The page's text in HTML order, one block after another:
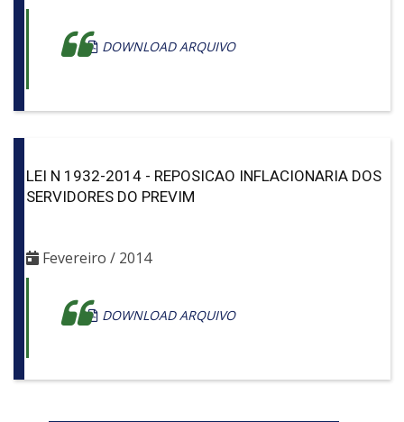
DOWNLOAD ARQUIVO
LEI N 1932-2014 - REPOSICAO INFLACIONARIA DOS
SERVIDORES DO PREVIM
Fevereiro / 2014
DOWNLOAD ARQUIVO